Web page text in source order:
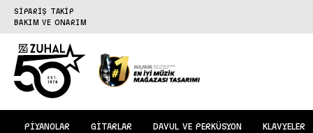
SİPARİŞ TAKİP
BAKIM VE ONARIM
PİYANOLAR GİTARLAR DAVUL VE PERKÜSYON KLAVYELER